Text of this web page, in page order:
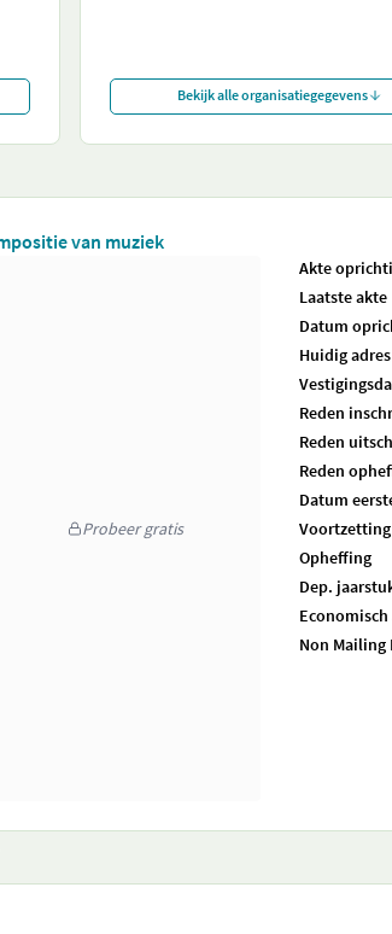
Bekijk alle organisatiegegevens
van muziek
Probeer gratis
Akte
Laatste akte
Datum
Huidig adres
Reden
Reden
Reden
Datum
Voortzetting
Opheffing
Dep.
Non Mailing